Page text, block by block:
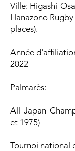
Ville: Higashi-
Hanazono
places).
Année
2022
Palmarès:
All Japan
et 1975)
Tournoi national